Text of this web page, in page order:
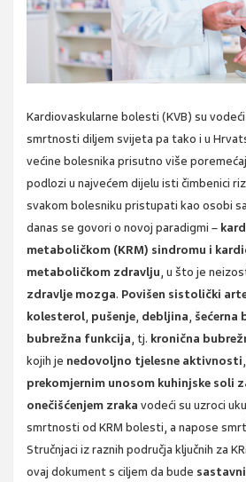
Kardiovaskularne bolesti (KVB) su
smrtnosti diljem svijeta pa tako i u
većine bolesnika prisutno više
podlozi u najvećem dijelu isti čimbenici
svakom bolesniku pristupati kao osobi
danas se govori o novoj paradigmi –
metaboličkom (KRM) sindromu i
metaboličkom zdravlju, u što je
zdravlje mozga. Povišen sistolički
kolesterol, pušenje, debljina, šećerna
bubrežna funkcija, tj. kronična
kojih je nedovoljno tjelesne aktivnosti,
prekomjernim unosom kuhinjske soli
onečišćenjem zraka vodeći su uzroci
smrtnosti od KRM bolesti, a napose
Stručnjaci iz raznih područja ključnih za
ovaj dokument s ciljem da bude